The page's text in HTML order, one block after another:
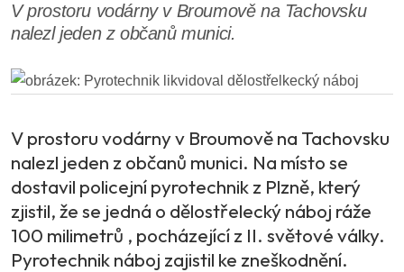
V prostoru vodárny v Broumově na Tachovsku
nalezl jeden z občanů munici.
V prostoru vodárny v Broumově na Tachovsku
nalezl jeden z občanů munici. Na místo se
dostavil policejní pyrotechnik z Plzně, který
zjistil, že se jedná o dělostřelecký náboj ráže
100 milimetrů , pocházející z II. světové války.
Pyrotechnik náboj zajistil ke zneškodnění.